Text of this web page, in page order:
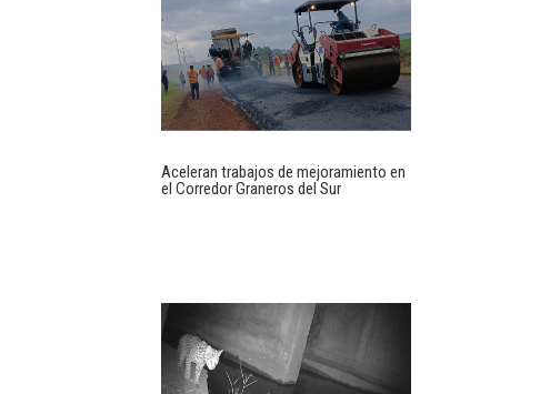
Aceleran trabajos de mejoramiento en
el Corredor Graneros del Sur